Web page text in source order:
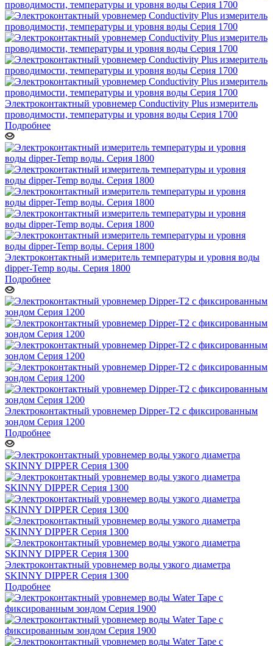
Электроконтактный уровнемер Conductivity Plus измеритель
проводимости, температуры и уровня воды Серия 1700
Подробнее
Электроконтактный измеритель температуры и уровня воды
dipper-Temp воды. Серия 1800
Подробнее
Электроконтактный уровнемер Dipper-T2 с фиксированным
зондом Серия 1200
Подробнее
Электроконтактный уровнемер воды узкого диаметра
SKINNY DIPPER Серия 1300
Подробнее